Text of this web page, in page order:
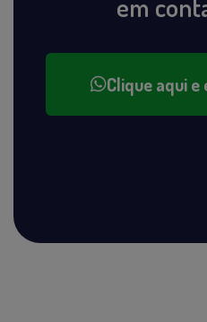
em
Clique aqui